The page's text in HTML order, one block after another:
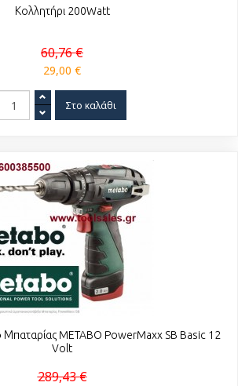
Κολλητήρι 200Watt
60,76 €
29,00 €
METABO PowerMaxx SB Basic 12
Volt
289,43 €